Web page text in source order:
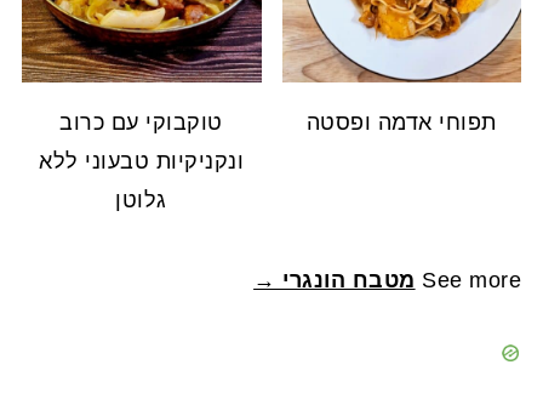
תפוחי אדמה ופסטה
טוקבוקי עם כרוב
ונקניקיות טבעוני ללא
גלוטן
See more מטבח הונגרי →